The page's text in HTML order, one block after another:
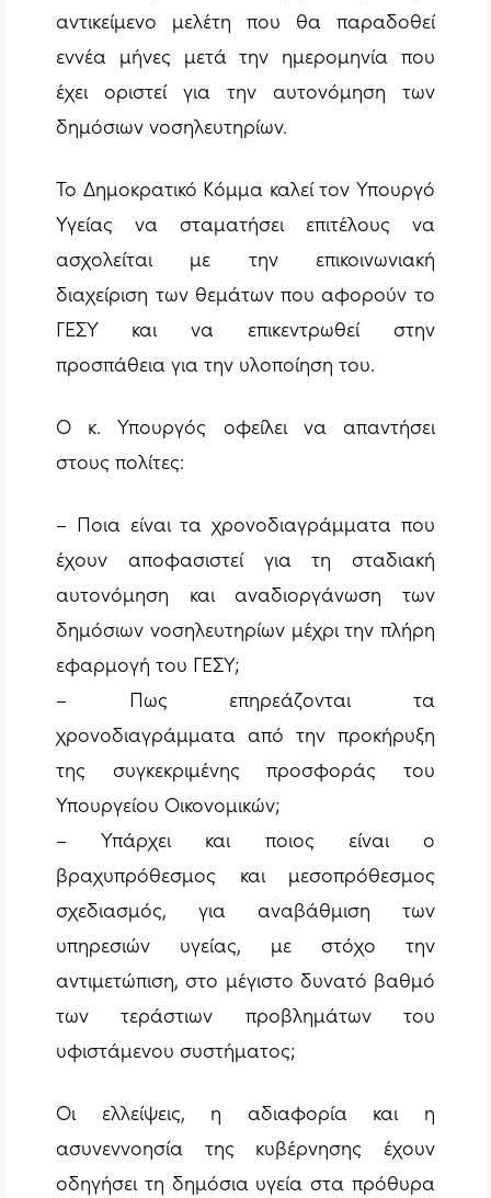
αντικείμενο μελέτη που θα παραδοθεί
εννέα μήνες μετά την ημερομηνία που
έχει οριστεί για την αυτονόμηση των
δημόσιων νοσηλευτηρίων.
Το Δημοκρατικό Κόμμα καλεί τον Υπουργό
Υγείας να σταματήσει επιτέλους να
ασχολείται με την επικοινωνιακή
διαχείριση των θεμάτων που αφορούν το
ΓΕΣΥ και να επικεντρωθεί στην
προσπάθεια για την υλοποίηση του.
Ο κ. Υπουργός οφείλει να απαντήσει
στους πολίτες:
– Ποια είναι τα χρονοδιαγράμματα που
έχουν αποφασιστεί για τη σταδιακή
αυτονόμηση και αναδιοργάνωση των
δημόσιων νοσηλευτηρίων μέχρι την πλήρη
εφαρμογή του ΓΕΣΥ;
– Πως επηρεάζονται τα
χρονοδιαγράμματα από την προκήρυξη
της συγκεκριμένης προσφοράς του
Υπουργείου Οικονομικών;
– Υπάρχει και ποιος είναι ο
βραχυπρόθεσμος και μεσοπρόθεσμος
σχεδιασμός, για αναβάθμιση των
υπηρεσιών υγείας, με στόχο την
αντιμετώπιση, στο μέγιστο δυνατό βαθμό
των τεράστιων προβλημάτων του
υφιστάμενου συστήματος;
Οι ελλείψεις, η αδιαφορία και η
ασυνεννοησία της κυβέρνησης έχουν
οδηγήσει τη δημόσια υγεία στα πρόθυρα